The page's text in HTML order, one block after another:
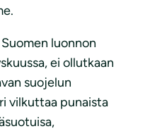
Suomen luonnon
ei ollutkaan
suojelun
vilkuttaa punaista